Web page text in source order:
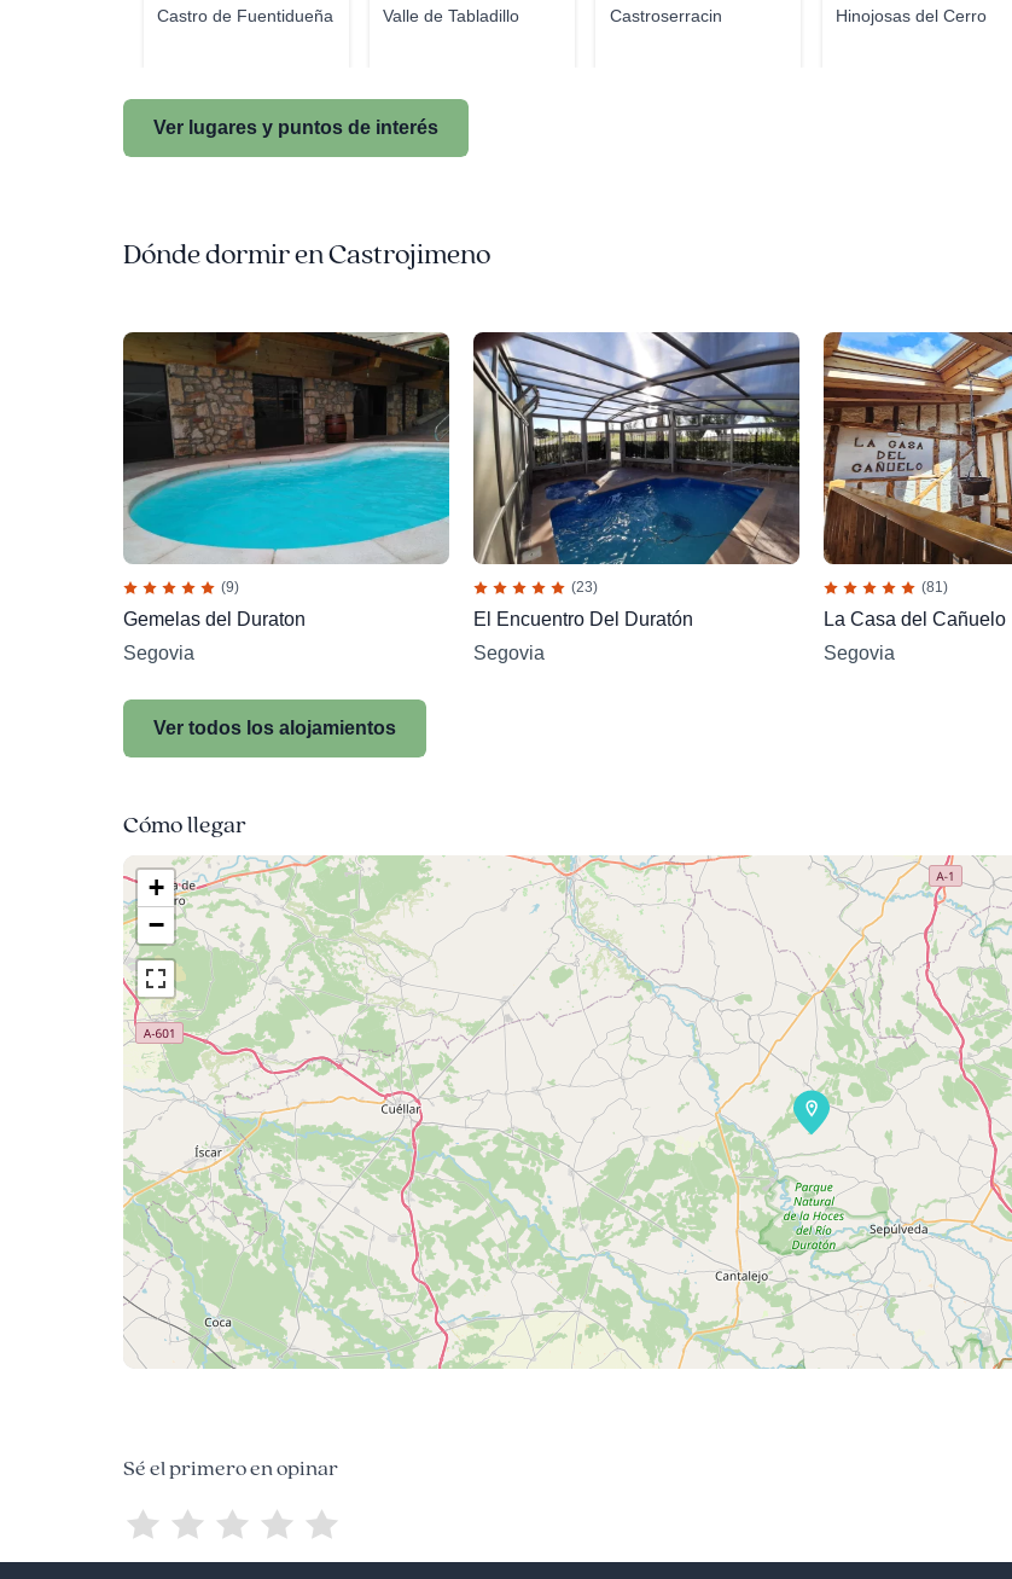
Castro de Fuentidueña Valle de Tabladillo Castroserracin Hinojosas del Cerro
Ver lugares y puntos de interés
Dónde dormir en Castrojimeno
(9)
Gemelas del Duraton
Segovia
(23)
El Encuentro Del Duratón
Segovia
(81)
La Casa del Cañuelo
Segovia
Ver todos los alojamientos
Cómo llegar
+
−
Sé el primero en opinar